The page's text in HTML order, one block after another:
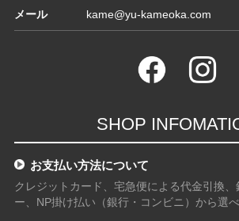
メール kame@yu-kameoka.com
SHOP
お支払い方法について
クレジットカード、宅急便による代金引換
ー、NP掛け払い（銀行・コンビニ）から選べ